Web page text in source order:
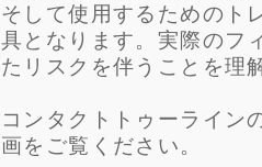
そして使用するためのト
具となります。実際のフ
たリスクを伴うことを理
コンタクトトゥーライン
画をご覧ください。